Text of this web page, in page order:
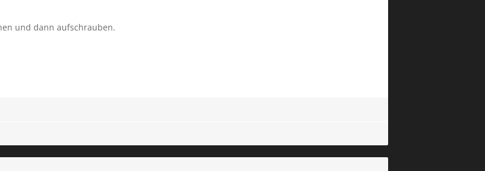
und dann aufschrauben.